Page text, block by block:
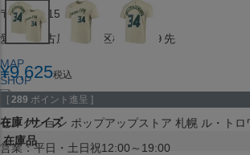
〒453-0015
愛知県名古屋市中村区椿町６−９先
MAP
SHOP
セレクション ポップアップストア 札幌 ル・トロ
営業：平日・土日祝12:00～19:00
¥9,625税込
[ 289 ポイント進呈 ]
在庫 サイズ
在庫品